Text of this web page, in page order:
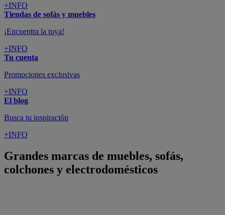
+INFO
Tiendas de sofás y muebles
¡Encuentra la tuya!
+INFO
Tu cuenta
Promociones exclusivas
+INFO
El blog
Busca tu inspiración
+INFO
Grandes marcas de muebles, sofás,
colchones y electrodomésticos